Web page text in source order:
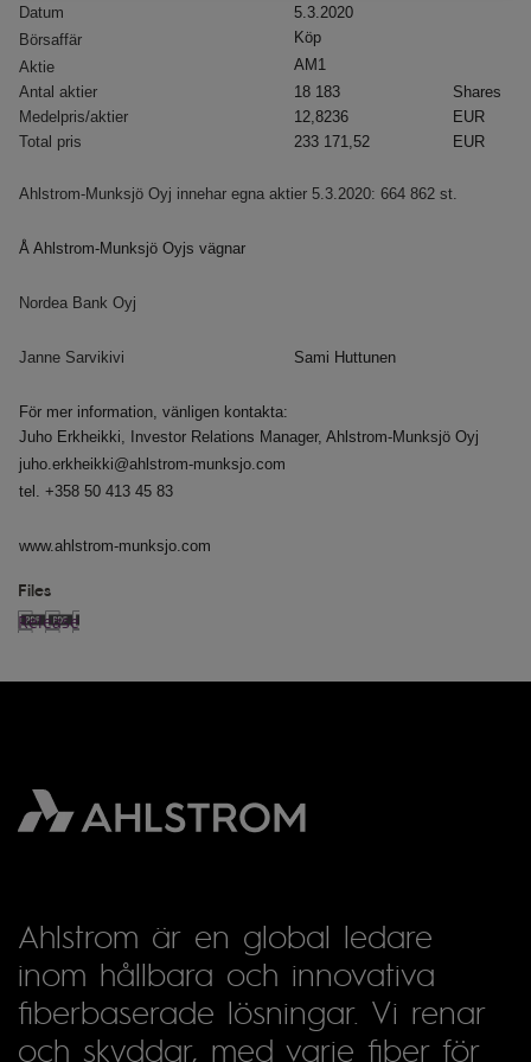
Datum
5.3.2020
Börsaffär
Köp
Aktie
AM1
Antal aktier
18 183
Shares
Medelpris/aktier
12,8236
EUR
Total pris
233 171,52 EUR
Ahlstrom-Munksjö Oyj innehar egna aktier 5.3.2020: 664 862 st.
Å Ahlstrom-Munksjö Oyjs vägnar
Nordea Bank Oyj
Janne Sarvikivi Sami Huttunen
För mer information, vänligen kontakta:
Juho Erkheikki, Investor Relations Manager, Ahlstrom-Munksjö Oyj
juho.erkheikki@ahlstrom-munksjo.com
tel. +358 50 413 45 83
www.ahlstrom-munksjo.com
Files
Release
Ahlstrom är en global ledare
inom hållbara och innovativa
fiberbaserade lösningar. Vi renar
och skyddar, med varje fiber för